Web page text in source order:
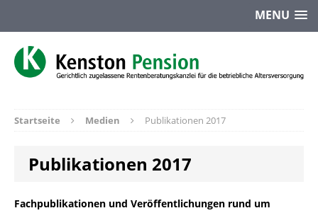
MENU
Startseite Medien Publikationen 2017
Publikationen 2017
Fachpublikationen und Veröffentlichungen rund um